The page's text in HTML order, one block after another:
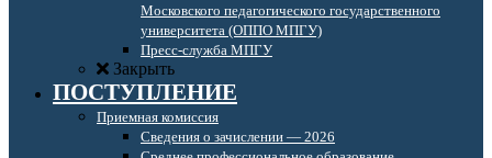
Московского педагогического государственного
университета (ОППО МПГУ)
Пресс-служба МПГУ
Закрыть
ПОСТУПЛЕНИЕ
Приемная комиссия
Сведения о зачислении — 2026